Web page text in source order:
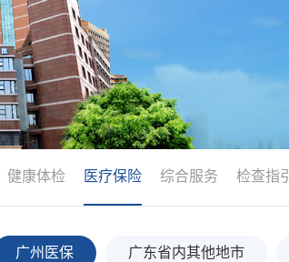
健康体检 医疗保险 综合服务 检查指引
广州医保 广东省内其他地市